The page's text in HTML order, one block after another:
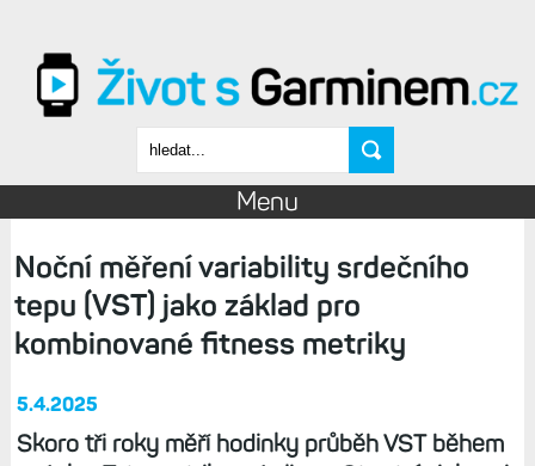
Vyhledávání
Menu
Noční měření variability srdečního
tepu (VST) jako základ pro
kombinované fitness metriky
5.4.2025
Skoro tři roky měří hodinky průběh VST během